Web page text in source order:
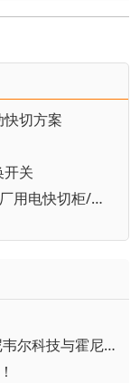
切方案
关
▪ 中低压厂用电无扰动快切柜的应用/厂用电快切柜/10kV快切柜
▪ 霍尼韦尔发布分拆后全新品牌：霍尼韦尔科技与霍尼韦尔航空航天